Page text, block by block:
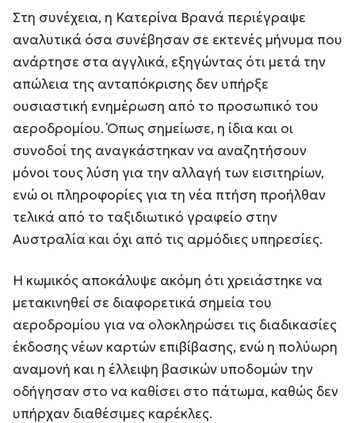
Στη συνέχεια, η Κατερίνα Βρανά περιέγραψε
αναλυτικά όσα συνέβησαν σε εκτενές μήνυμα που
ανάρτησε στα αγγλικά, εξηγώντας ότι μετά την
απώλεια της ανταπόκρισης δεν υπήρξε
ουσιαστική ενημέρωση από το προσωπικό του
αεροδρομίου. Όπως σημείωσε, η ίδια και οι
συνοδοί της αναγκάστηκαν να αναζητήσουν
μόνοι τους λύση για την αλλαγή των εισιτηρίων,
ενώ οι πληροφορίες για τη νέα πτήση προήλθαν
τελικά από το ταξιδιωτικό γραφείο στην
Αυστραλία και όχι από τις αρμόδιες υπηρεσίες.
Η κωμικός αποκάλυψε ακόμη ότι χρειάστηκε να
μετακινηθεί σε διαφορετικά σημεία του
αεροδρομίου για να ολοκληρώσει τις διαδικασίες
έκδοσης νέων καρτών επιβίβασης, ενώ η πολύωρη
αναμονή και η έλλειψη βασικών υποδομών την
οδήγησαν στο να καθίσει στο πάτωμα, καθώς δεν
υπήρχαν διαθέσιμες καρέκλες.